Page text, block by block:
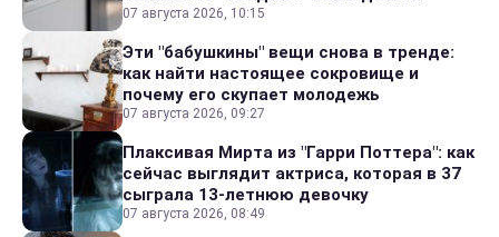
07 августа 2026, 10:15
Эти "бабушкины" вещи снова в тренде:
как найти настоящее сокровище и
почему его скупает молодежь
07 августа 2026, 09:27
Плаксивая Мирта из "Гарри Поттера": как
сейчас выглядит актриса, которая в 37
сыграла 13-летнюю девочку
07 августа 2026, 08:49